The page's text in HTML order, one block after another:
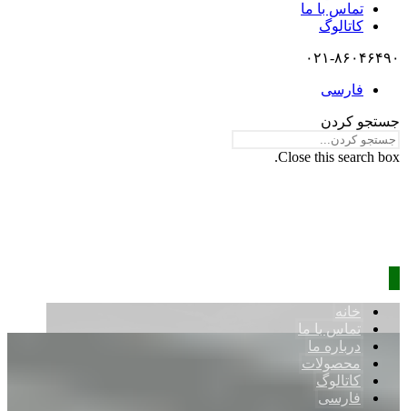
تماس با ما
کاتالوگ
۰۲۱-۸۶۰۴۶۴۹۰
فارسی
جستجو کردن
Close this search box.
خانه
تماس با ما
درباره ما
محصولات
کاتالوگ
فارسی